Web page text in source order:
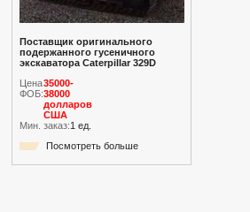
Поставщик оригинального
подержанного гусеничного
экскаватора Caterpillar 329D
Цена
ФОБ:
35000-
38000
долларов
США
Мин. заказ:1 ед.
Посмотреть больше